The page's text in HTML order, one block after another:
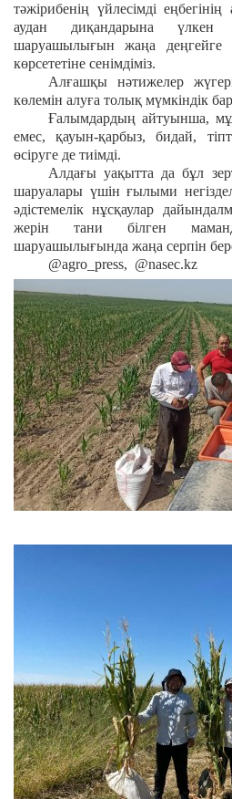
тәжірибенің үйлесімді
аудан диқандарына
шаруашылығын жаңа деңгейге
көрсететіне сенімдіміз.
Алғашқы нәтижелер
көлемін алуға толық мүмкіндік бар
Ғалымдардың айтуынша,
емес, қауын-қарбыз, бидай,
өсіруге де тиімді.
Алдағы уақытта да бұл
шаруалары үшін ғылыми
әдістемелік нұсқаулар
жерін тани білген
шаруашылығында жаңа серпін
@agro_press, @nasec.kz